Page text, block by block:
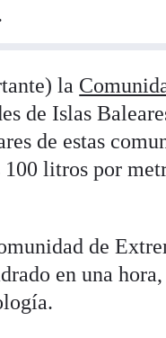
la
de Islas
de estas
litros por
de
en una hora,